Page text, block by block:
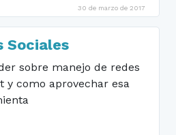
30 de marzo de 2017
Sociales
sobre manejo de redes
y como aprovechar esa